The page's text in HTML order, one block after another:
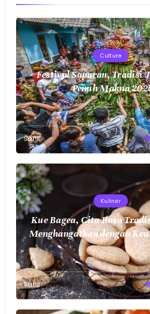
Culture
Festival Saparan, Tradisi
Penuh Makna
Sahil
Kuliner
Kue Bagea, Cita Rasa
Menghangatkan dengan
Nusantara
Sahil